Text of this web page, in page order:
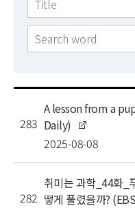
News
JOBS
사
목
283
A lesson from a
Daily)
2025-08-08
282
취미는 과학_44화_
떻게 풀렸을까?